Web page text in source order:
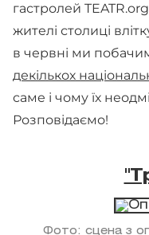
гастролей
жителі столиці
в червні ми
декількох
саме і чому їх
Розповідаємо!
Фото: сцена з